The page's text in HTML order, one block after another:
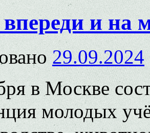
и на
29.09.2024
в Москве
молодых